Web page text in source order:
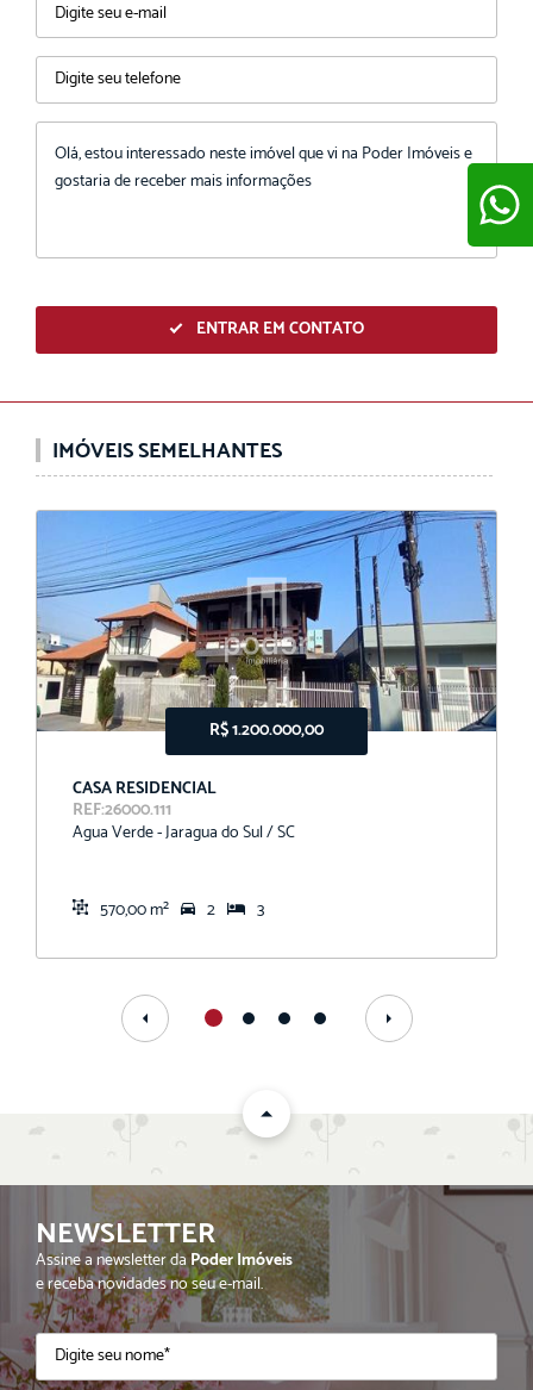
ENTRAR EM CONTATO
IMÓVEIS SEMELHANTES
R$ 1.200.000,00
CASA RESIDENCIAL
REF:26000.111
Agua Verde - Jaragua do Sul / SC
570,00 m² 2 3
NEWSLETTER
Assine a newsletter daPoder Imóveis
e receba novidades no seu e-mail.